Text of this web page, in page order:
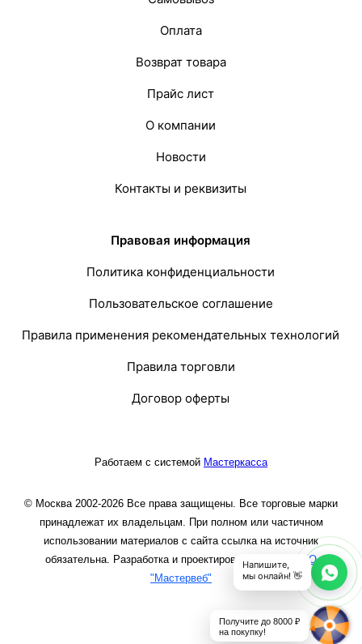
Оплата
Возврат товара
Прайс лист
О компании
Новости
Контакты и реквизиты
Правовая информация
Политика конфиденциальности
Пользовательское соглашение
Правила применения рекомендательных технологий
Правила торговли
Договор оферты
Работаем с системой Мастеркасса
© Москва 2002-2026 Все права защищены. Все торговые марки
принадлежат их владельцам. При полном или частичном
использовании материалов с сайта ссылка на источник
обязательна. Разработка и проектирование сайта
ООО
"Мастервеб"
Напишите,
мы онлайн! 👋
Получите до 8000 ₽
на покупку!